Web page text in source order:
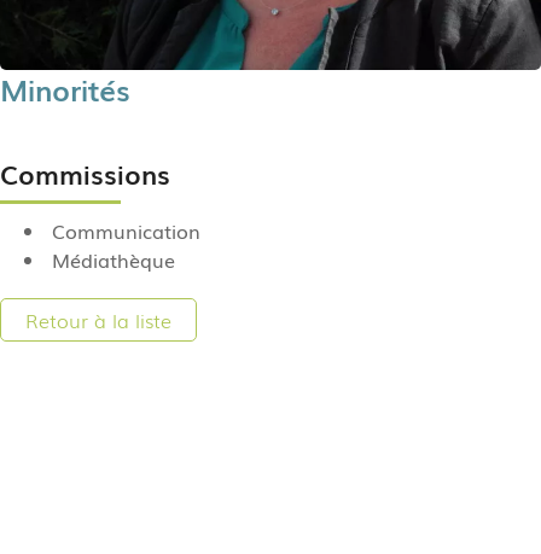
Minorités
Commissions
Communication
Médiathèque
Retour à la liste